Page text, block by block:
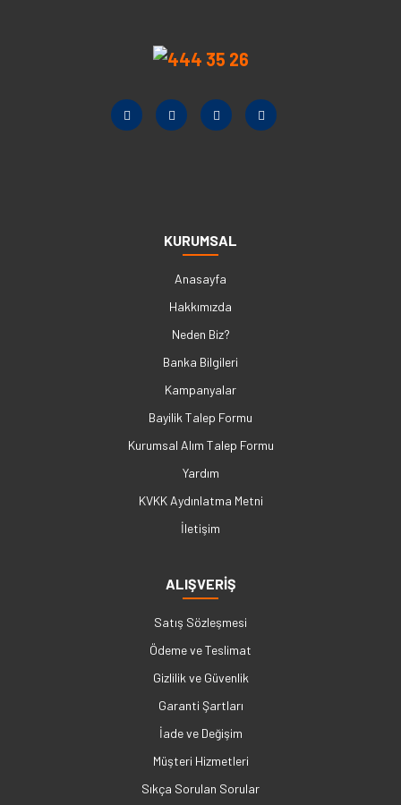
KURUMSAL
Anasayfa
Hakkımızda
Neden Biz?
Banka Bilgileri
Kampanyalar
Bayilik Talep Formu
Kurumsal Alım Talep Formu
Yardım
KVKK Aydınlatma Metni
İletişim
ALIŞVERİŞ
Satış Sözleşmesi
Ödeme ve Teslimat
Gizlilik ve Güvenlik
Garanti Şartları
İade ve Değişim
Müşteri Hizmetleri
Sıkça Sorulan Sorular